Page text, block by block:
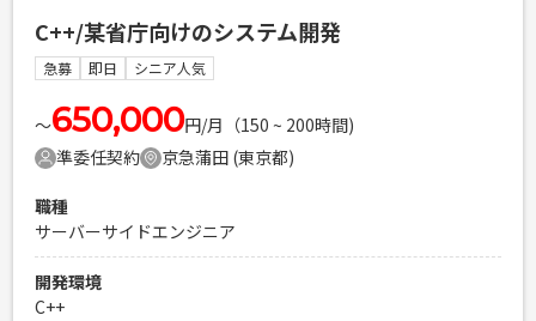
・VB.net環境での設計開発経験 ・T-SQL環境での開発経験ま
たは知見 ・SQL Server環境での開発経験
Laravelを用いた開発経験1年以上
エンジニア複数人のチームでの開発経験
C++/某省庁向けのシステム開発
急募 即日 シニア人気
〜650,000円/月（150 ~ 200時間)
準委任契約
京急蒲田 (東京都)
職種
サーバーサイドエンジニア
開発環境
C++